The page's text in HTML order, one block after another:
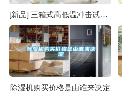
[新品] 三箱式高低温冲击试验箱
除湿机购买价格是由谁来决定